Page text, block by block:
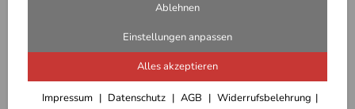
Ablehnen
Einstellungen anpassen
Alles akzeptieren
Impressum Datenschutz AGB
Widerrufsbelehrung